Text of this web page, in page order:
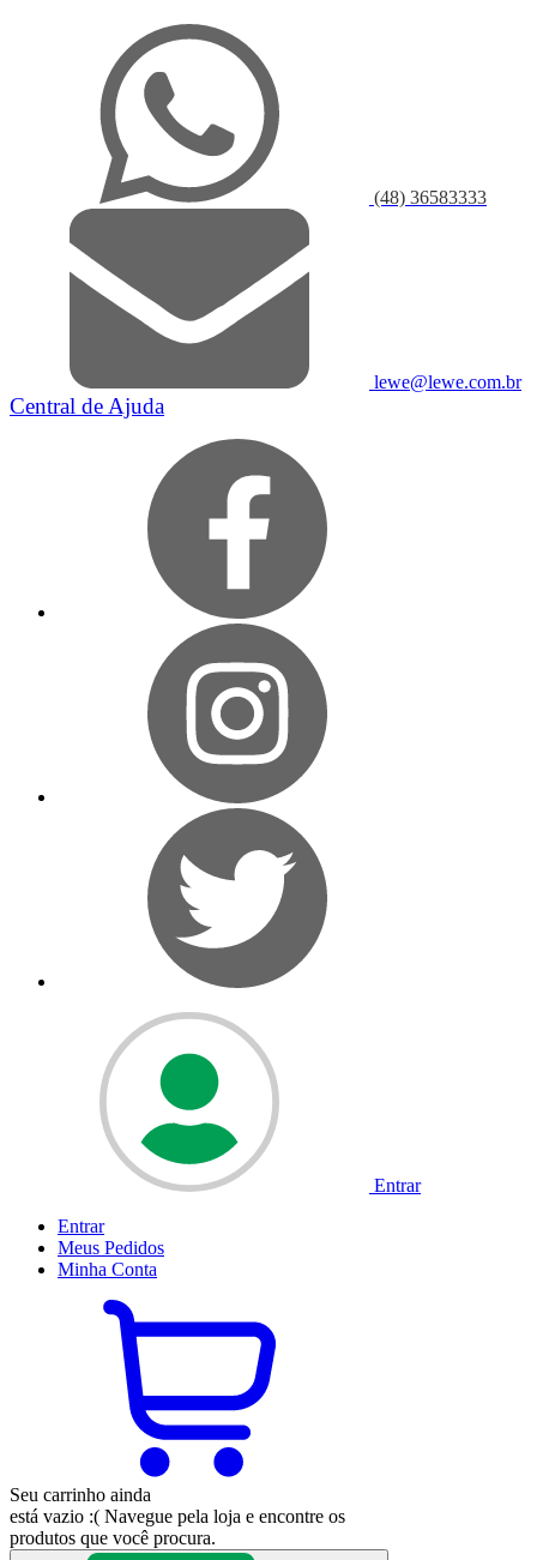
(48) 36583333
lewe@lewe.com.br
Central de Ajuda
Entrar
Entrar
Meus Pedidos
Minha Conta
Seu carrinho ainda
está vazio :( Navegue pela loja e encontre os
produtos que você procura.